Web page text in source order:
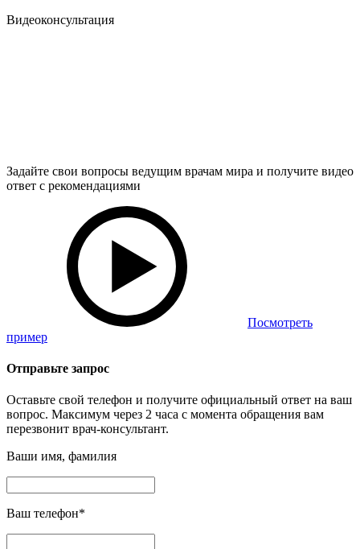
Видеоконсультация
Задайте свои вопросы ведущим врачам мира и получите видео
ответ с рекомендациями
Посмотреть
пример
Отправьте запрос
Оставьте свой телефон и получите официальный ответ на ваш
вопрос. Максимум через 2 часа с момента обращения вам
перезвонит врач-консультант.
Ваши имя, фамилия
Ваш телефон*